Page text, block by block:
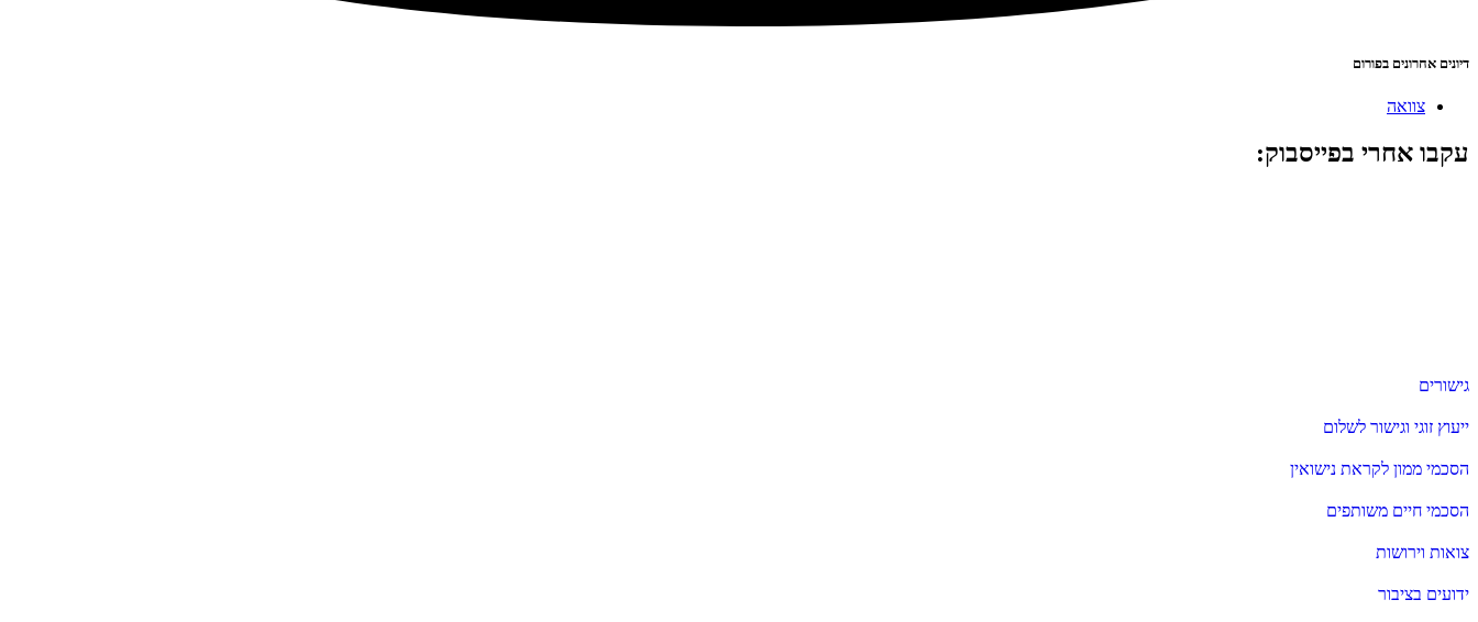
דיונים אחרונים בפורום
צוואה
עקבו אחרי בפייסבוק:
גישורים
ייעוץ זוגי וגישור לשלום
הסכמי ממון לקראת נישואין
הסכמי חיים משותפים
צואות וירושות
ידועים בציבור